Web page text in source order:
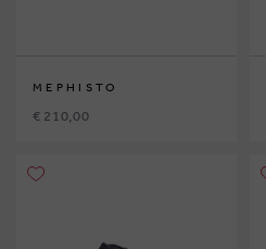
MEPHISTO
€ 210,00